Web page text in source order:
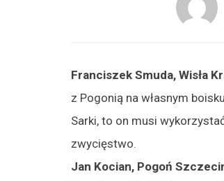
Franciszek Smuda, Wisła
z Pogonią na własnym
Sarki, to on musi
zwycięstwo.
Jan Kocian, Pogoń